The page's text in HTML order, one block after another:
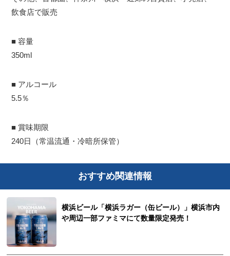
飲食店で販売
■ 容量
350ml
■ アルコール
5.5％
■ 賞味期限
240日（常温流通・冷暗所保管）
おすすめ関連情報
横浜ビール「横浜ラガー（缶ビール）」横浜市内
や周辺一部ファミマにて数量限定発売！